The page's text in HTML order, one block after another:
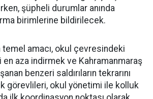
şüpheli durumlar anında
birimlerine bildirilecek.
temel amacı, okul çevresindeki
aza indirmek ve Kahramanmaraş
benzeri saldırıların tekrarını
görevlileri, okul yönetimi ile kolluk